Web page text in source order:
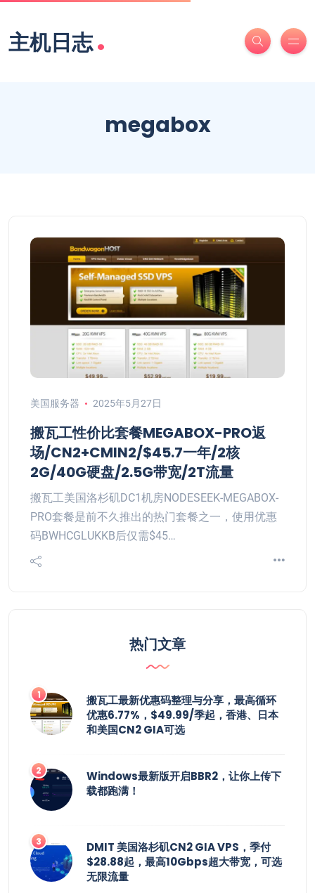
主机日志.
megabox
美国服务器 2025年5月27日
搬瓦工性价比套餐MEGABOX-PRO返
场/CN2+CMIN2/$45.7一年/2核
2G/40G硬盘/2.5G带宽/2T流量
搬瓦工美国洛杉矶DC1机房NODESEEK-MEGABOX-
PRO套餐是前不久推出的热门套餐之一，使用优惠
码BWHCGLUKKB后仅需$45…
热门文章
搬瓦工最新优惠码整理与分享，最高循环
优惠6.77%，$49.99/季起，香港、日本
和美国CN2 GIA可选
Windows最新版开启BBR2，让你上传下
载都跑满！
DMIT 美国洛杉矶CN2 GIA VPS，季付
$28.88起，最高10Gbps超大带宽，可选
无限流量